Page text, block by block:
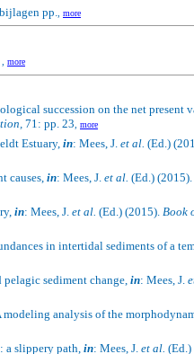
pp. more
more
succession on the net present
71: pp. 23 more
Estuary, in: Mees, J. et al. (Ed.)
causes, in: Mees, J. et al. (Ed.) (2015).
in: Mees, J. et al. (Ed.) (2015). Book
in intertidal sediments of a
sediment change, in: Mees, J.
modeling analysis of the
a slippery path,in: Mees, J. et al. (Ed.)